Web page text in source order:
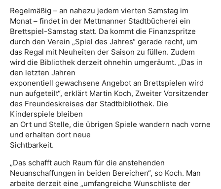
Regelmäßig – an nahezu jedem vierten Samstag im
Monat – findet in der Mettmanner Stadtbücherei ein
Brettspiel-Samstag statt. Da kommt die Finanzspritze
durch den Verein „Spiel des Jahres“ gerade recht, um
das Regal mit Neuheiten der Saison zu füllen. Zudem
wird die Bibliothek derzeit ohnehin umgeräumt. „Das in
den letzten Jahren
exponentiell gewachsene Angebot an Brettspielen wird
nun aufgeteilt“, erklärt Martin Koch, Zweiter Vorsitzender
des Freundeskreises der Stadtbibliothek. Die
Kinderspiele bleiben
an Ort und Stelle, die übrigen Spiele wandern nach vorne
und erhalten dort neue
Sichtbarkeit.
„Das schafft auch Raum für die anstehenden
Neuanschaffungen in beiden Bereichen“, so Koch. Man
arbeite derzeit eine „umfangreiche Wunschliste der